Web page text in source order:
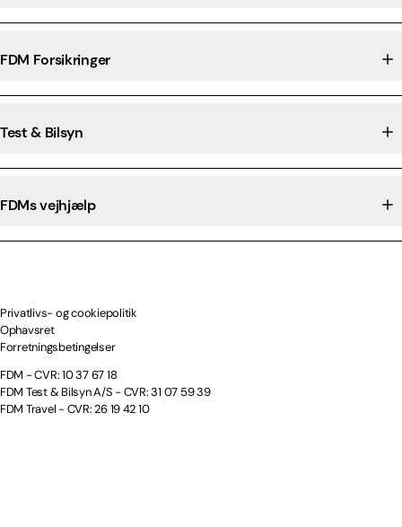
FDM Forsikringer
Test & Bilsyn
FDMs vejhjælp
Privatlivs- og cookiepolitik
Ophavsret
Forretningsbetingelser
FDM - CVR: 10 37 67 18
FDM Test & Bilsyn A/S - CVR: 31 07 59 39
FDM Travel - CVR: 26 19 42 10